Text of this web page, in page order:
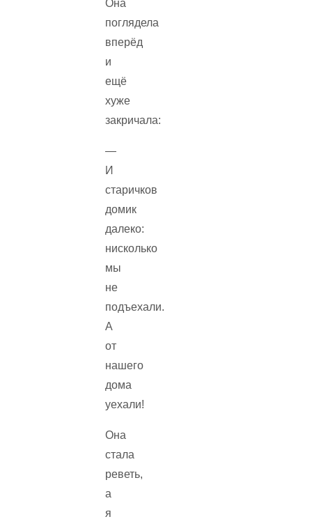
Она
поглядела
вперёд
и
ещё
хуже
закричала:
—
И
старичков
домик
далеко:
нисколько
мы
не
подъехали.
А
от
нашего
дома
уехали!
Она
стала
реветь,
а
я